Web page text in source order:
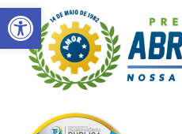
Abrir a barra de ferramentas
Skip
to
content